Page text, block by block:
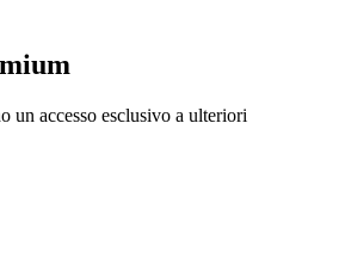
un accesso esclusivo a ulteriori